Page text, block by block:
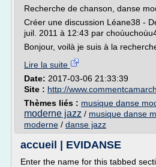
Recherche de chanson, danse
Créer une discussion Léane38 -
juil. 2011 à 12:43 par
Bonjour, voilà je suis à la
Lire la suite
Date: 2017-03-06 21:33:39
Site : http://
Thèmes liés : musique danse
moderne jazz / musique danse
moderne / danse jazz
accueil | EVIDANSE
Enter the name for this tabbed